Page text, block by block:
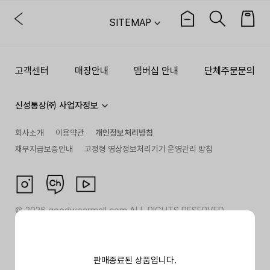
판매종료된 상품입니다.
SITEMAP
고객센터 매장안내 멤버십 안내 단체주문문의
신성통상㈜ 사업자정보
회사소개 이용약관
개인정보처리방침
채무지급보증안내
고정형 영상정보처리기기 운영관리 방침
©2026goodwearmall.com ALL RIGHTS RESERVED